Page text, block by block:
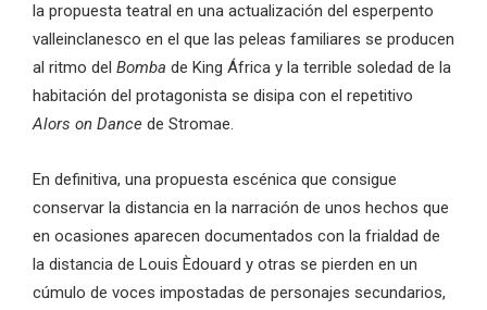
la propuesta teatral en una actualización del esperpento
valleinclanesco en el que las peleas familiares se producen
al ritmo del Bomba de King África y la terrible soledad de la
habitación del protagonista se disipa con el repetitivo
Alors on Dance de Stromae.
En definitiva, una propuesta escénica que consigue
conservar la distancia en la narración de unos hechos que
en ocasiones aparecen documentados con la frialdad de
la distancia de Louis Èdouard y otras se pierden en un
cúmulo de voces impostadas de personajes secundarios,